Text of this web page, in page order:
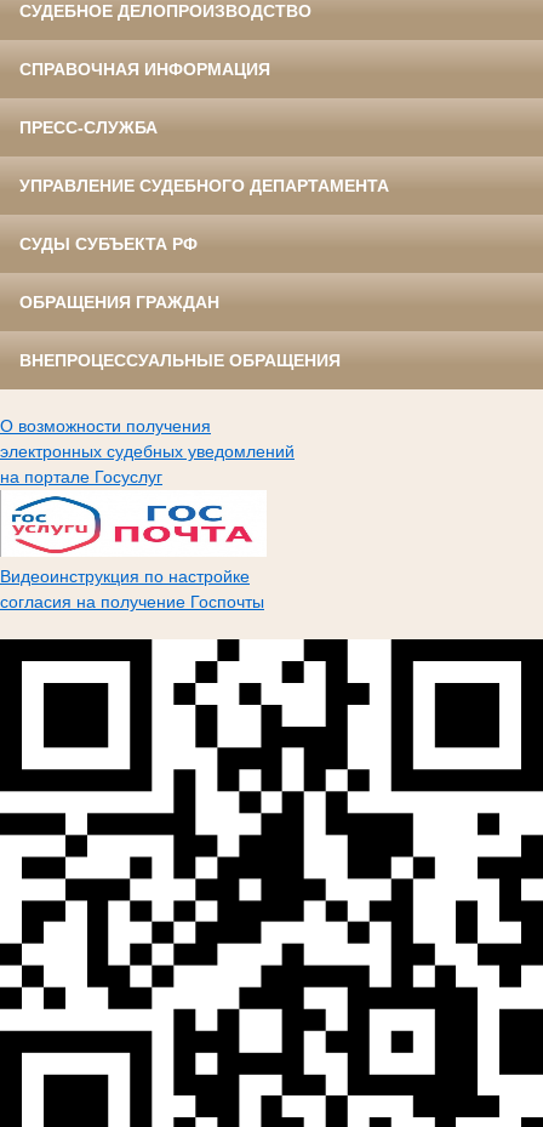
СУДЕБНОЕ ДЕЛОПРОИЗВОДСТВО
СПРАВОЧНАЯ ИНФОРМАЦИЯ
ПРЕСС-СЛУЖБА
УПРАВЛЕНИЕ СУДЕБНОГО ДЕПАРТАМЕНТА
СУДЫ СУБЪЕКТА РФ
ОБРАЩЕНИЯ ГРАЖДАН
ВНЕПРОЦЕССУАЛЬНЫЕ ОБРАЩЕНИЯ
О возможности получения
электронных судебных уведомлений
на портале Госуслуг
Видеоинструкция по настройке
согласия на получение Госпочты